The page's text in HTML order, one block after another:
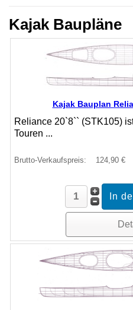
Kajak Baupläne
Kajak Bauplan
Reliance 20`8`` (STK105)
Touren ...
Brutto-Verkaufspreis: 124,90 €